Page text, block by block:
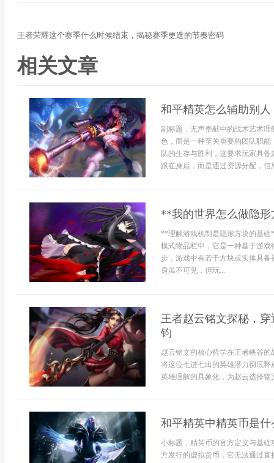
王者荣耀这个赛季什么时候结束，揭秘赛季更迭的节奏密码
相关文章
和平精英怎么辅助别
副标题，无声奉献中的战术艺术
色，而是一种至关重要的团队职
队的生存与胜利，这要求玩家具
跟在身后，而是通过资源分配，信
**我的世界怎么做隐
**理解游戏机制是隐形方块的基
模式物品栏中，它是一种基于游
步，游戏中有若干方块或实体具
身虽不可见，但玩...
王者赵云铭文探秘，
钧
赵云铭文的核心哲学在王者峡谷
将这位七进七出的英雄潜力彻底
英雄理解的具象化，为赵云选择铭
和平精英中精英币是
小标题，精英币的官方定义与基
方发行的虚拟货币，它无法通过